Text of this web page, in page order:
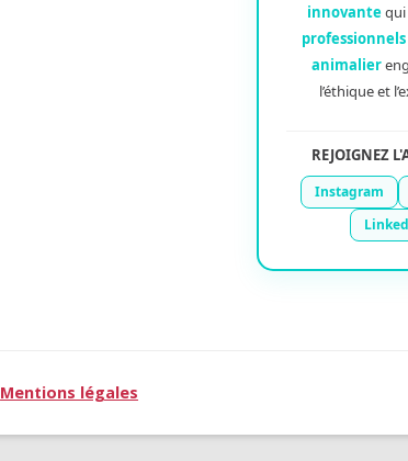
innovantequi
animalier
l’éthique et
REJOIGNEZ
Instagram
Mentions légales